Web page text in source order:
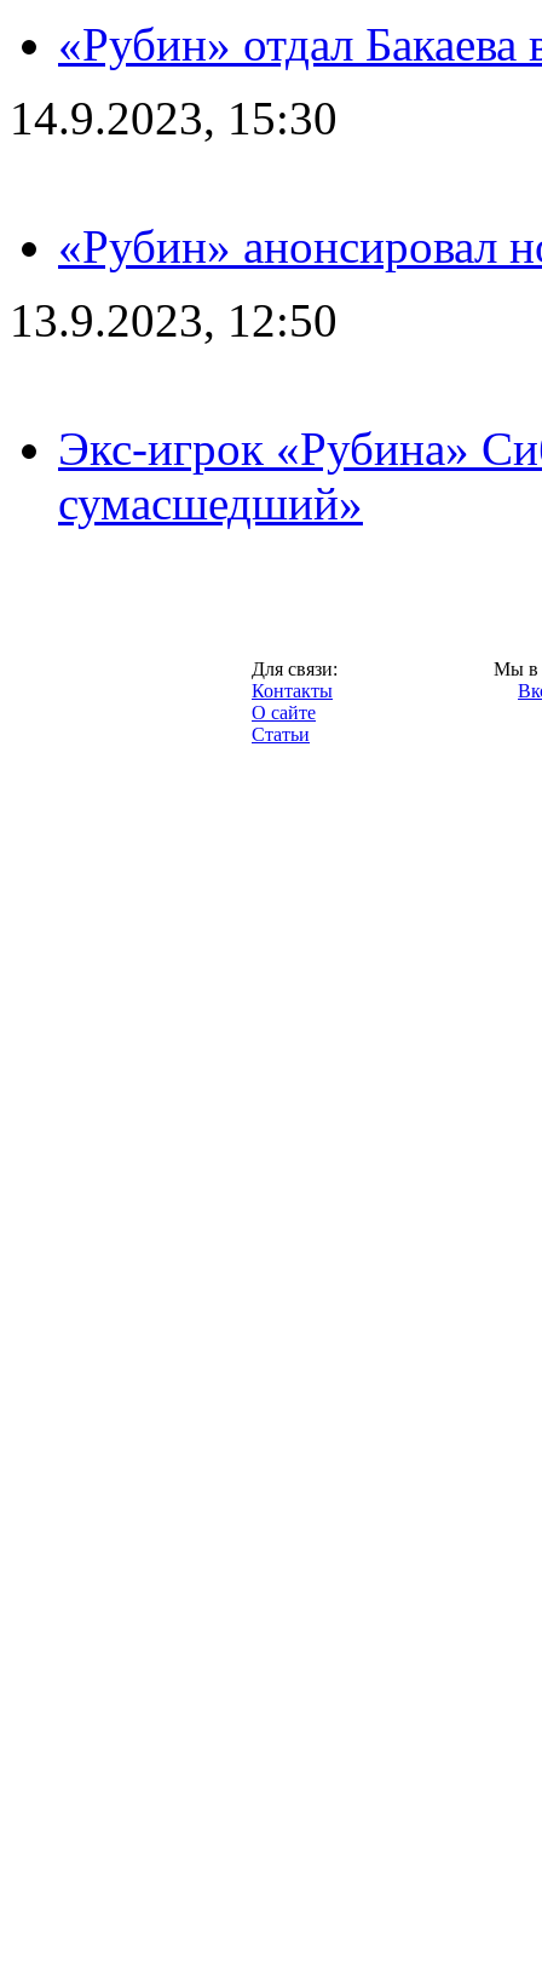
«Рубин» отдал
14.9.2023, 15:30
«Рубин» анонсировал
13.9.2023, 12:50
Экс-игрок «Рубина»
сумасшедший»
Для связи:
Контакты
О сайте
Статьи
Мы в